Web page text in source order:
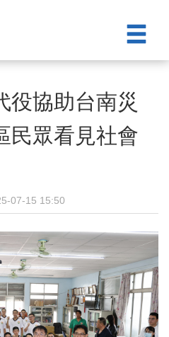
役協助台南災
眾看見社會
07-15 15:50